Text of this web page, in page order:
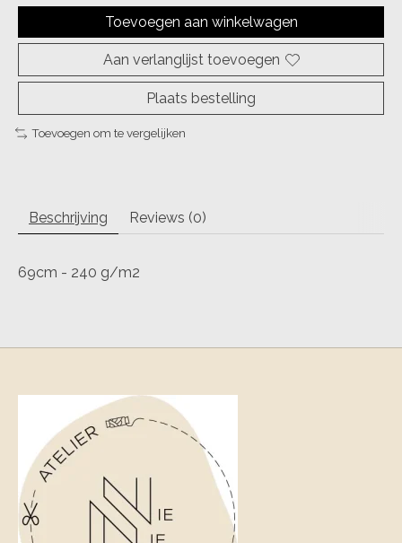
Toevoegen aan winkelwagen
Aan verlanglijst toevoegen
Plaats bestelling
Toevoegen om te vergelijken
Beschrijving Reviews (0)
69cm - 240 g/m2